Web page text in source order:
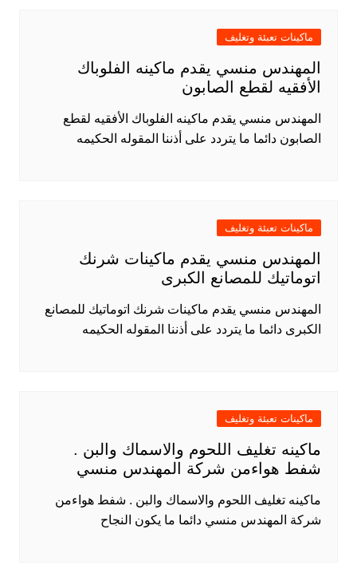
ماكينات تعبئة وتغليف
المهندس منسي يقدم ماكينه الفلوباك
الأفقيه لقطع الصابون
المهندس منسي يقدم ماكينه الفلوباك الأفقيه لقطع
الصابون دائما ما يتردد على أذننا المقوله الحكيمه
ماكينات تعبئة وتغليف
المهندس منسي يقدم ماكينات شرنك
اتوماتيك للمصانع الكبرى
المهندس منسي يقدم ماكينات شرنك اتوماتيك للمصانع
الكبرى دائما ما يتردد على أذننا المقوله الحكيمه
ماكينات تعبئة وتغليف
ماكينه تغليف اللحوم والاسماك والبن .
شفط هواءمن شركة المهندس منسي
ماكينه تغليف اللحوم والاسماك والبن . شفط هواءمن
شركة المهندس منسي دائما ما يكون النجاح